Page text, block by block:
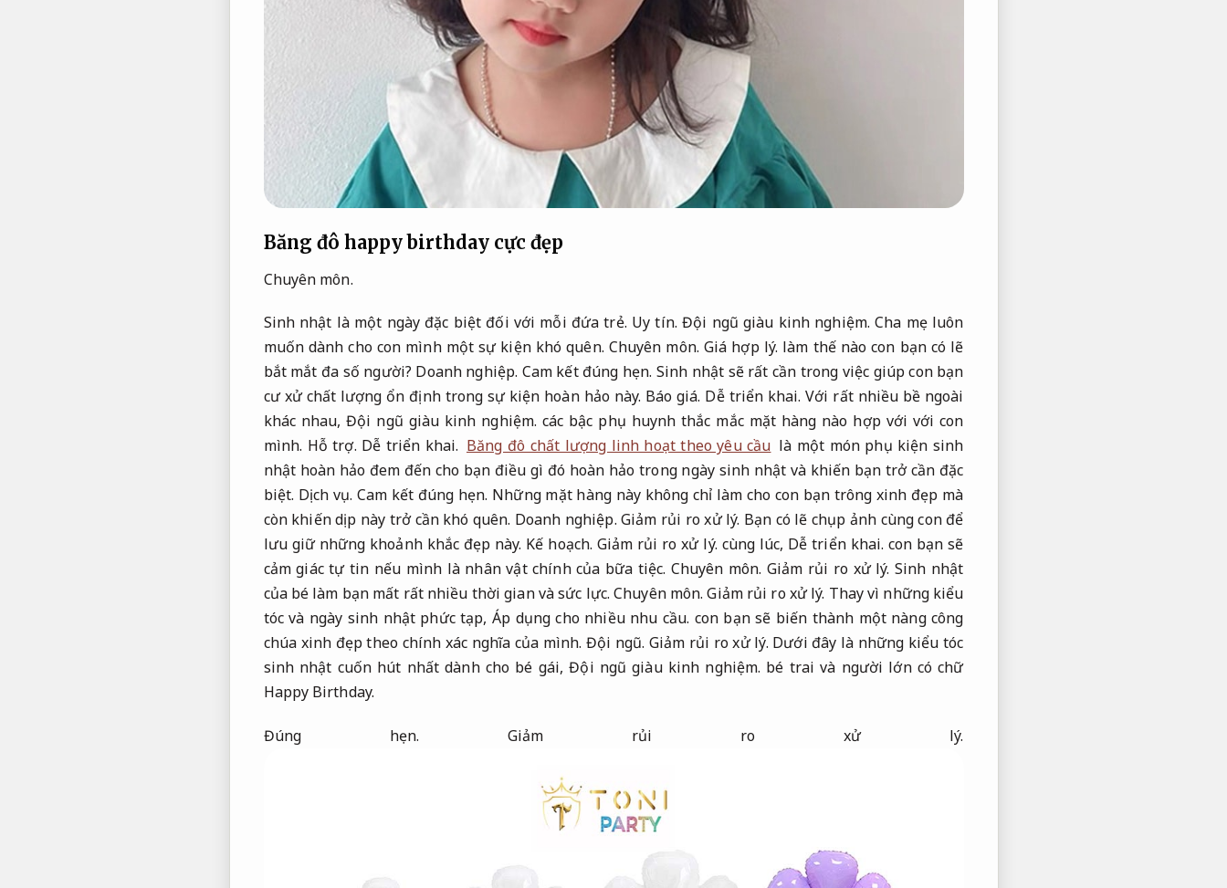
Băng đô happy birthday cực đẹp
Chuyên môn.
Sinh nhật là một ngày đặc biệt đối với mỗi đứa trẻ. Uy tín. Đội ngũ giàu kinh nghiệm. Cha mẹ luôn
muốn dành cho con mình một sự kiện khó quên. Chuyên môn. Giá hợp lý. làm thế nào con bạn có lẽ
bắt mắt đa số người? Doanh nghiệp. Cam kết đúng hẹn. Sinh nhật sẽ rất cần trong việc giúp con bạn
cư xử chất lượng ổn định trong sự kiện hoàn hảo này. Báo giá. Dễ triển khai. Với rất nhiều bề ngoài
khác nhau,Đội ngũ giàu kinh nghiệm. các bậc phụ huynh thắc mắc mặt hàng nào hợp với với con
mình. Hỗ trợ. Dễ triển khai. Băng đô chất lượng linh hoạt theo yêu cầu là một món phụ kiện sinh
nhật hoàn hảo đem đến cho bạn điều gì đó hoàn hảo trong ngày sinh nhật và khiến bạn trở cần đặc
biệt. Dịch vụ. Cam kết đúng hẹn. Những mặt hàng này không chỉ làm cho con bạn trông xinh đẹp mà
còn khiến dịp này trở cần khó quên. Doanh nghiệp. Giảm rủi ro xử lý. Bạn có lẽ chụp ảnh cùng con để
lưu giữ những khoảnh khắc đẹp này. Kế hoạch. Giảm rủi ro xử lý. cùng lúc, Dễ triển khai. con bạn sẽ
cảm giác tự tin nếu mình là nhân vật chính của bữa tiệc. Chuyên môn. Giảm rủi ro xử lý. Sinh nhật
của bé làm bạn mất rất nhiều thời gian và sức lực.Chuyên môn. Giảm rủi ro xử lý. Thay vì những kiểu
tóc và ngày sinh nhật phức tạp,Áp dụng cho nhiều nhu cầu. con bạn sẽ biến thành một nàng công
chúa xinh đẹp theo chính xác nghĩa của mình. Đội ngũ. Giảm rủi ro xử lý. Dưới đây là những kiểu tóc
sinh nhật cuốn hút nhất dành cho bé gái,Đội ngũ giàu kinh nghiệm. bé trai và người lớn có chữ
Happy Birthday.
Đúng hẹn. Giảm rủi ro xử lý.